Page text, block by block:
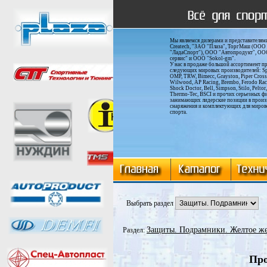
Мы являемся дилерами и
Сreatech, "ЗАО "Плаза", ТоргМаш (ООО
"ЛадаСпорт"), ООО "Автопродукт",
сервис" и ООО "Sokol-gm".
У нас в продаже большой ассортимент
следующих мировых производителей:
OMP, TRW, Bimecc, Grayston, Piper
Wilwood, AP Racing, Brembo, Ferodo
Shock Doctor, Bell, Simpson, Stilo,
Thermo-Tec, BSCI и прочих серьезных
занимающих лидерские позиции в
снаряжения и комплектующих для
спорта.
Выбрать раздел
Раздел:Защиты. Подрамники. Желтое